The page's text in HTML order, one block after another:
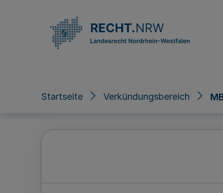
Startseite Verkündungsbereich